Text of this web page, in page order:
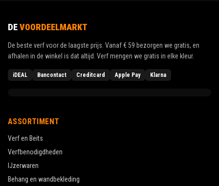
DEVOORDEELMARKT
De beste verf voor de laagste prijs. Vanaf€ 59 bezorgen we gratis, en
afhalen in de winkel is dat altijd. Verf mengen we gratis in elke kleur.
iDEAL Bancontact Creditcard Apple Pay Klarna
ASSORTIMENT
Verf en Beits
Verfbenodigdheden
IJzerwaren
Behang en wandbekleding